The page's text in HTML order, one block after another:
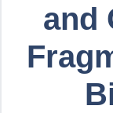
and